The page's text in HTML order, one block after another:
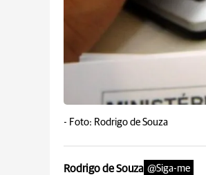
- Foto: Rodrigo de Souza
Rodrigo de Souza @Siga-me